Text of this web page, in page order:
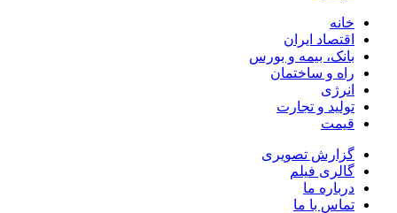
خانه
اقتصاد ایران
بانک، بیمه و بورس
راه و ساختمان
انرژی
تولید و تجارت
قیمت
گزارش تصویری
گالری فیلم
درباره ما
تماس با ما